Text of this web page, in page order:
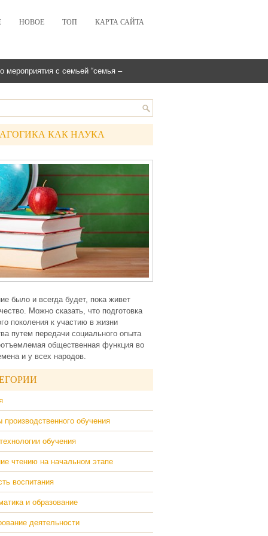
НОВОЕ ТОП КАРТА САЙТА
мероприятия с семьей “семья –
КАК НАУКА
было и всегда будет, пока живет
Можно сказать, что подготовка
поколения к участию в жизни
путем передачи социального опыта
общественная функция во
и у всех народов.
производственного обучения
обучения
чтению на начальном этапе
воспитания
и образование
деятельности